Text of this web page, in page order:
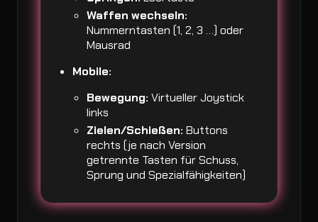
Waffen wechseln:
Nummerntasten (1, 2, 3 …) oder
Mausrad
Mobile:
Bewegung: Virtueller Joystick
links
Zielen/Schießen: Buttons
rechts (je nach Version
getrennte Tasten für Schuss,
Sprung und Spezialfähigkeiten)